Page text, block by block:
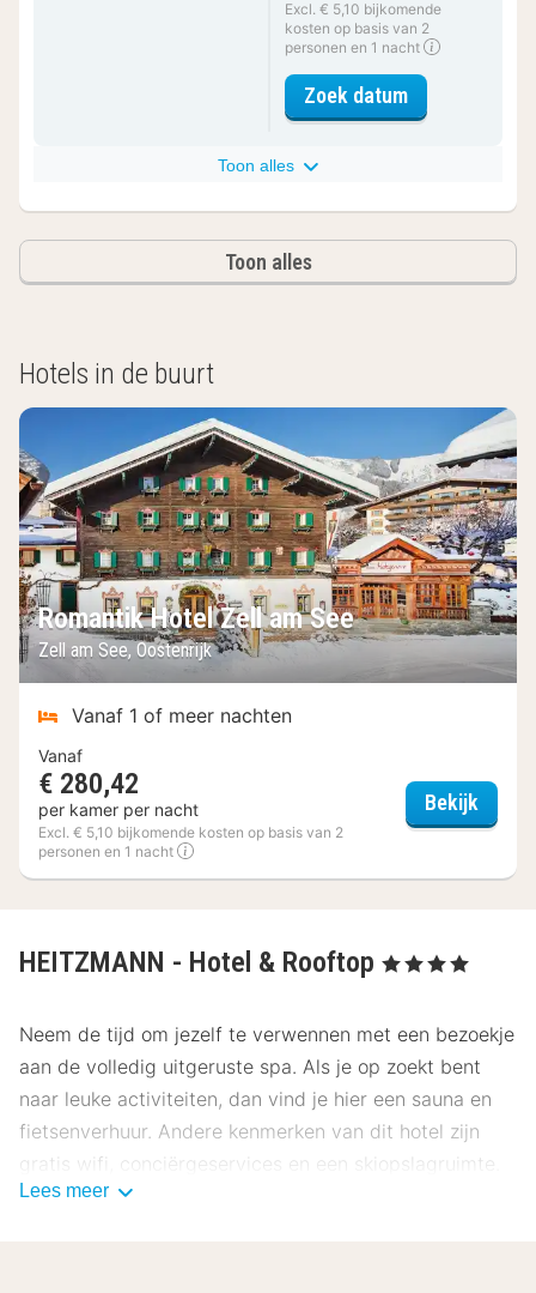
Excl. € 5,10 bijkomende
kosten op basis van 2
personen en 1 nacht
Zoek datumvoor Deluxe
Toon alles
Toon alles
Hotels in de buurt
Romantik Hotel Zell am See
Zell am See, Oostenrijk
Vanaf 1 of meer nachten
Vanaf
€ 280,42
per kamer per nacht
Excl. € 5,10 bijkomende kosten op basis van 2
personen en 1 nacht
Bekijk
HEITZMANN - Hotel & Rooftop , 4 Sterren
Neem de tijd om jezelf te verwennen met een bezoekje
aan de volledig uitgeruste spa. Als je op zoekt bent
naar leuke activiteiten, dan vind je hier een sauna en
fietsenverhuur. Andere kenmerken van dit hotel zijn
gratis wifi, conciërgeservices en een skiopslagruimte.
De lokale shuttlebus brengt je tegen betaling naar
Lees meer